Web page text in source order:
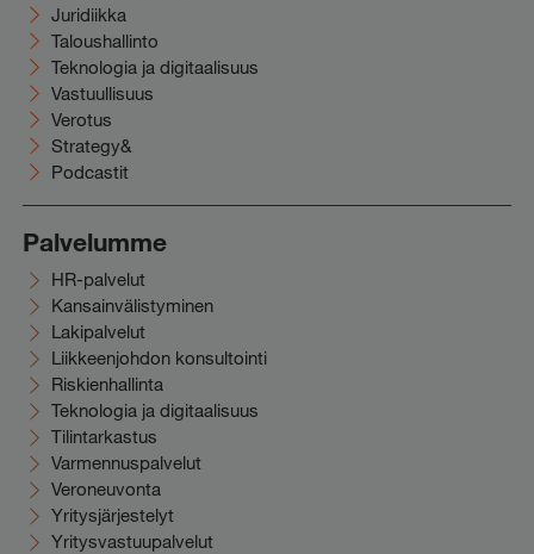
Juridiikka
Taloushallinto
Teknologia ja digitaalisuus
Vastuullisuus
Verotus
Strategy&
Podcastit
Palvelumme
HR-palvelut
Kansainvälistyminen
Lakipalvelut
Liikkeenjohdon konsultointi
Riskienhallinta
Teknologia ja digitaalisuus
Tilintarkastus
Varmennuspalvelut
Veroneuvonta
Yritysjärjestelyt
Yritysvastuupalvelut